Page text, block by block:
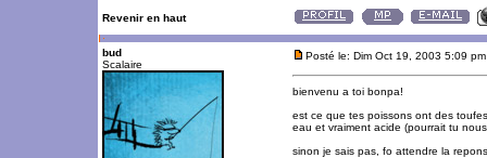
Revenir en haut
bud
Scalaire
Posté le: Dim Oct 19, 2003 5:09 pm
bienvenu a toi bonpa!
est ce que tes poissons ont des
eau et vraiment acide (pourrait tu
sinon je sais pas, fo attendre la